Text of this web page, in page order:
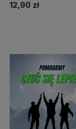
12,90 zł